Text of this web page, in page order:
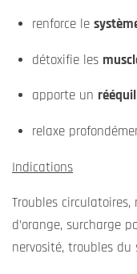
renforce le
détoxifie les
apporte un
relaxe
Indications
Troubles
d’orange, surcharge
nervosité, troubles du